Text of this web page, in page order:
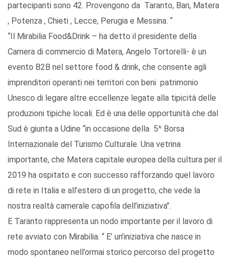
partecipanti sono 42. Provengono da Taranto, Bari, Matera
, Potenza , Chieti , Lecce, Perugia e Messina. “
“Il Mirabilia Food&Drink – ha detto il presidente della
Camera di commercio di Matera, Angelo Tortorelli- è un
evento B2B nel settore food & drink, che consente agli
imprenditori operanti nei territori con beni patrimonio
Unesco di legare altre eccellenze legate alla tipicità delle
produzioni tipiche locali. Ed è una delle opportunità che dal
Sud è giunta a Udine “in occasione della 5^ Borsa
Internazionale del Turismo Culturale. Una vetrina
importante, che Matera capitale europea della cultura per il
2019 ha ospitato e con successo rafforzando quel lavoro
di rete in Italia e all’estero di un progetto, che vede la
nostra realtà camerale capofila dell’iniziativa’’.
E Taranto rappresenta un nodo importante per il lavoro di
rete avviato con Mirabilia. “ E’ un’iniziativa che nasce in
modo spontaneo nell’ormai storico percorso del progetto